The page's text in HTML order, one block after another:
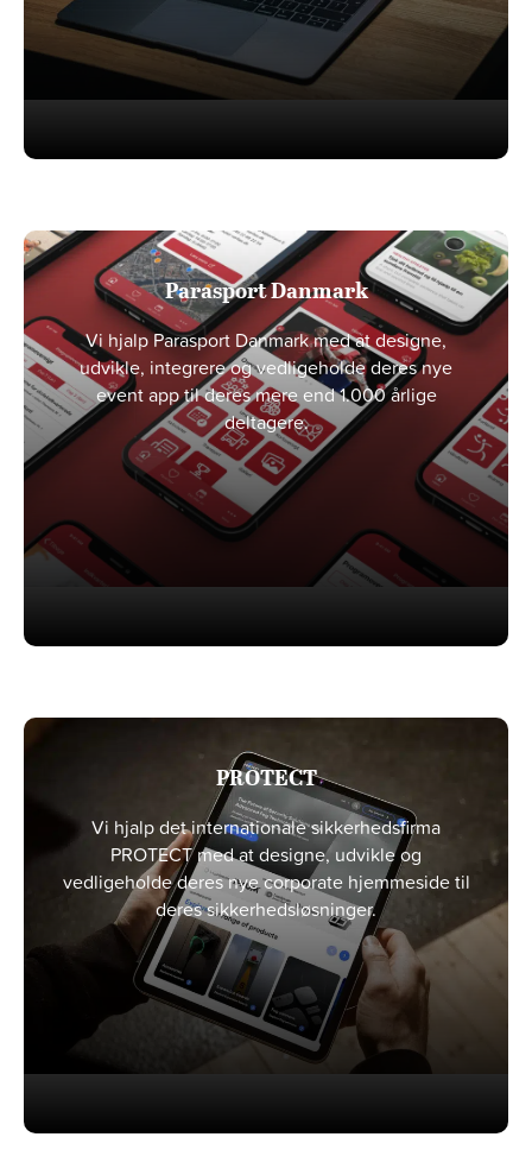
Parasport Danmark
Vi hjalp Parasport Danmark med at designe,
udvikle, integrere og vedligeholde deres nye
event app til deres mere end 1.000 årlige
deltagere.
PROTECT
Vi hjalp det internationale sikkerhedsfirma
PROTECT med at designe, udvikle og
vedligeholde deres nye corporate hjemmeside til
deres sikkerhedsløsninger.